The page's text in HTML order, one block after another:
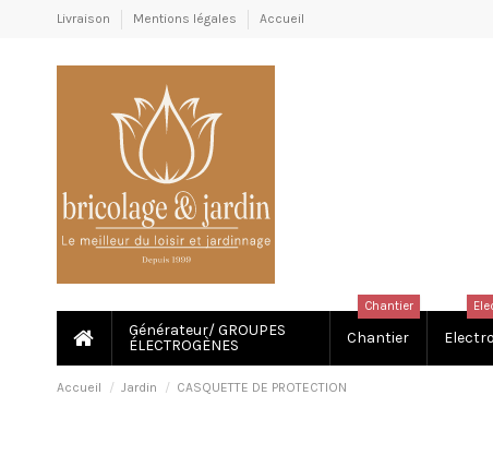
Livraison Mentions légales Accueil
Générateur/ GROUPES
ÉLECTROGÈNES
Chantier
Chantier
Accueil Jardin CASQUETTE DE PROTECTION